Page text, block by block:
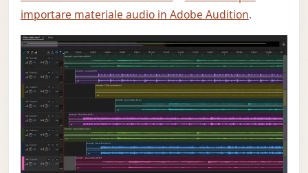
importare materiale audio in Adobe Audition.